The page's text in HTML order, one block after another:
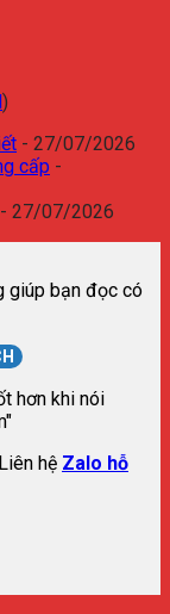
)
- 27/07/2026
cấp -
27/07/2026
giúp bạn đọc có
hơn khi nói
hệ Zalo hỗ